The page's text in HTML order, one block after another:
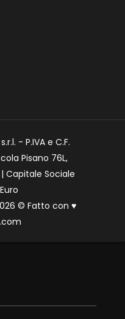
- P.IVA e C.F.
Pisano 76L,
Capitale Sociale
© Fatto con ♥